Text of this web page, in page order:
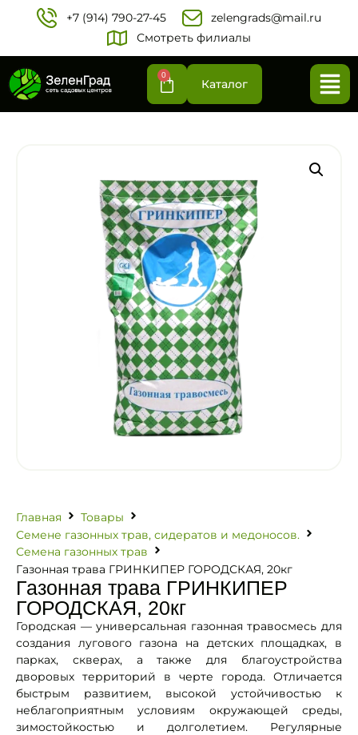
+7 (914) 790-27-45‬
zelengrads@mail.ru
Смотреть филиалы
0
Каталог
Главная
Товары
Семене газонных трав, сидератов и медоносов.
Семена газонных трав
Газонная трава ГРИНКИПЕР ГОРОДСКАЯ, 20кг
Газонная трава ГРИНКИПЕР
ГОРОДСКАЯ, 20кг
Городская — универсальная газонная травосмесь для
создания лугового газона на детских площадках, в
парках, скверах, а также для благоустройства
дворовых территорий в черте города. Отличается
быстрым развитием, высокой устойчивостью к
неблагоприятным условиям окружающей среды,
зимостойкостью и долголетием. Регулярные